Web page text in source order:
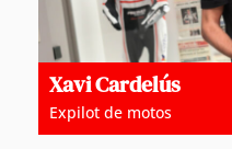
Xavi Cardelús
Expilot de motos